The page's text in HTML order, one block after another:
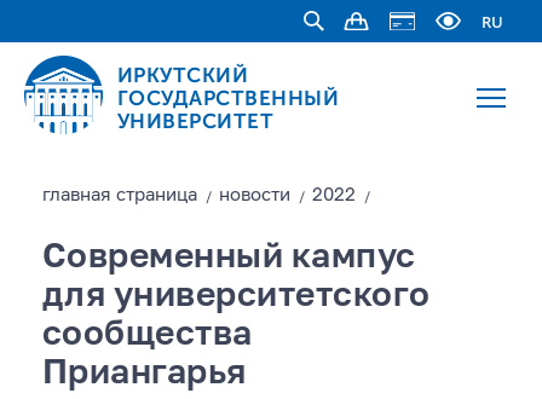
RU
ИРКУТСКИЙ
ГОСУДАРСТВЕННЫЙ
УНИВЕРСИТЕТ
главная страницa / новости / 2022 /
Современный кампус
для университетского
сообщества
Приангарья